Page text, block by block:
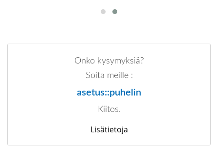
Onko kysymyksiä?
Soita meille :
asetus::puhelin
Kiitos.
Lisätietoja